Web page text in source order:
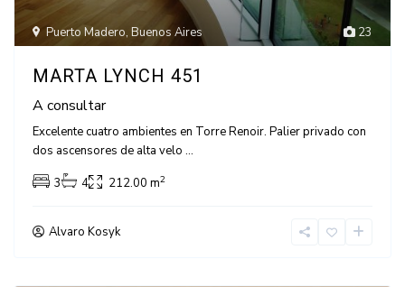
23
Puerto Madero,Buenos Aires
MARTA LYNCH 451
A consultar
Excelente cuatro ambientes en Torre Renoir. Palier privado con
dos ascensores de alta velo...
3
4 212.00 m2
Alvaro Kosyk